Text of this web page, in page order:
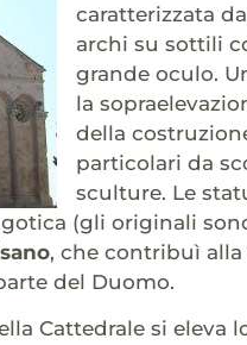
caratterizzata
archi su sottili
grande oculo.
la
della
particolari da
sculture. Le
(gli originali
, che contribuì
del Duomo.
Cattedrale si eleva